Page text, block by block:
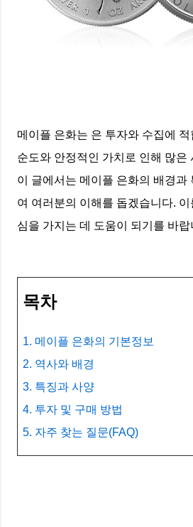
메이플 은화는 은 투자와 수집에
순도와 안정적인 가치로 인해 많은
이 글에서는 메이플 은화의 배경과
여 여러분의 이해를 돕겠습니다.
심을 가지는 데 도움이 되기를 바랍
목차
1. 메이플 은화의 기본정보
2. 역사와 배경
3. 특징과 사양
4. 투자 및 구매 방법
5. 자주 찾는 질문(FAQ)